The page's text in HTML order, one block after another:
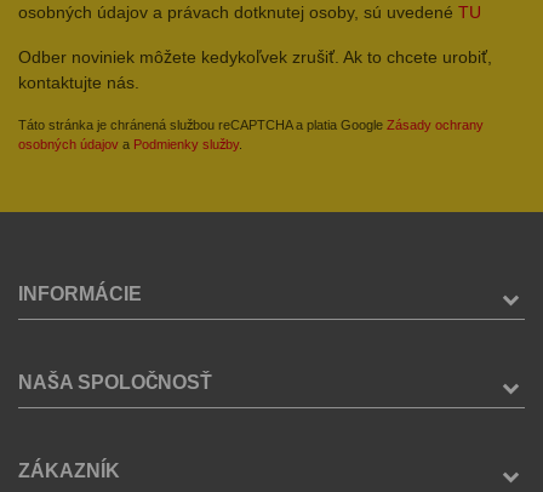
osobných údajov a právach dotknutej osoby, sú uvedené TU
Odber noviniek môžete kedykoľvek zrušiť. Ak to chcete urobiť,
kontaktujte nás.
Táto stránka je chránená službou reCAPTCHA a platia Google Zásady ochrany
osobných údajov a Podmienky služby.
INFORMÁCIE
NAŠA SPOLOČNOSŤ
ZÁKAZNÍK